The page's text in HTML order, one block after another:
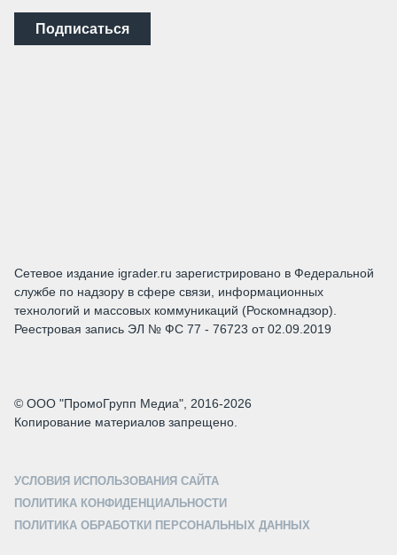
Подписаться
Сетевое издание igrader.ru зарегистрировано в Федеральной
службе по надзору в сфере связи, информационных
технологий и массовых коммуникаций (Роскомнадзор).
Реестровая запись ЭЛ № ФС 77 - 76723 от 02.09.2019
© ООО "ПромоГрупп Медиа", 2016-2026
Копирование материалов запрещено.
УСЛОВИЯ ИСПОЛЬЗОВАНИЯ САЙТА
ПОЛИТИКА КОНФИДЕНЦИАЛЬНОСТИ
ПОЛИТИКА ОБРАБОТКИ ПЕРСОНАЛЬНЫХ ДАННЫХ